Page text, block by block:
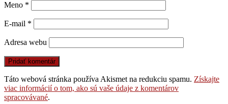
Meno *
E-mail *
Adresa webu
Táto webová stránka používa Akismet na redukciu spamu. Získajte
viac informácií o tom, ako sú vaše údaje z komentárov
spracovávané.